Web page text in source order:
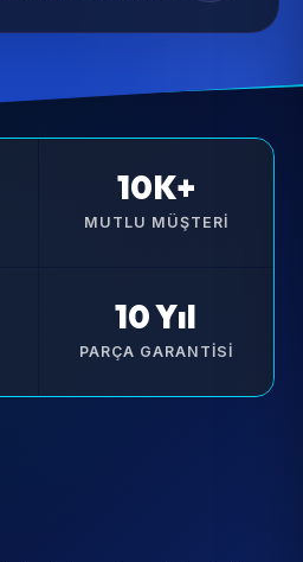
10K+
MUTLU MÜŞTERI
10 Yıl
PARÇA GARANTISI